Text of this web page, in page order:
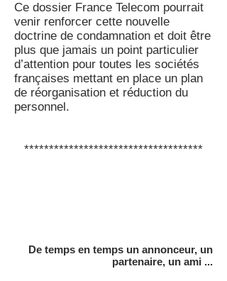
Ce dossier France Telecom pourrait
venir renforcer cette nouvelle
doctrine de condamnation et doit être
plus que jamais un point particulier
d’attention pour toutes les sociétés
françaises mettant en place un plan
de réorganisation et réduction du
personnel.
************************************
De temps en temps un annonceur, un
partenaire, un ami ...